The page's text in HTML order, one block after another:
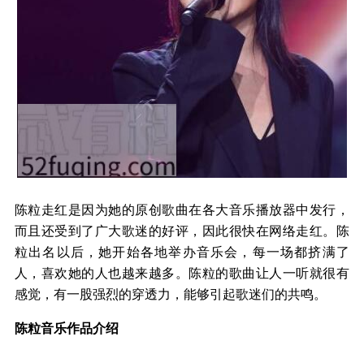
陈粒走红是因为她的原创歌曲在各大音乐播放器中发行，
而且还受到了广大歌迷的好评，因此很快在网络走红。陈
粒出名以后，她开始各地举办音乐会，每一场都挤满了
人，喜欢她的人也越来越多。陈粒的歌曲让人一听就很有
感觉，有一股强烈的穿透力，能够引起歌迷们的共鸣。
陈粒音乐作品介绍